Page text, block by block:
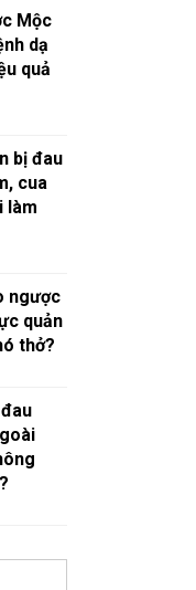
Mộc
dạ
quả
bị đau
cua
làm
ngược
quản
thở?